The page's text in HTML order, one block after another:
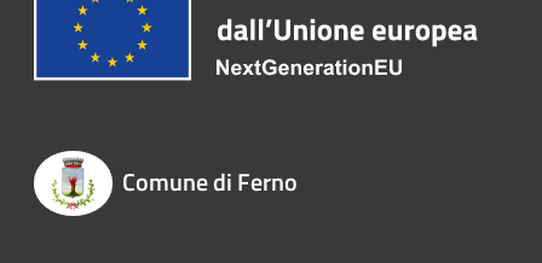
Comune di Ferno